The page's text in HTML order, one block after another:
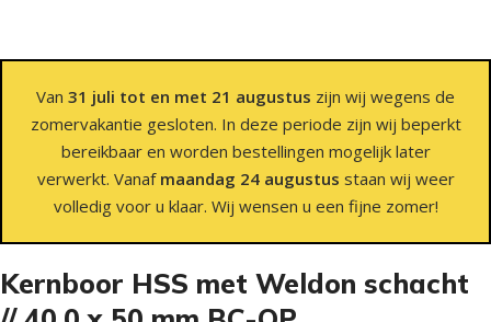
Van 31 juli tot en met 21 augustus zijn wij wegens de
zomervakantie gesloten. In deze periode zijn wij beperkt
bereikbaar en worden bestellingen mogelijk later
verwerkt. Vanaf maandag 24 augustus staan wij weer
volledig voor u klaar. Wij wensen u een fijne zomer!
Kernboor HSS met Weldon schacht